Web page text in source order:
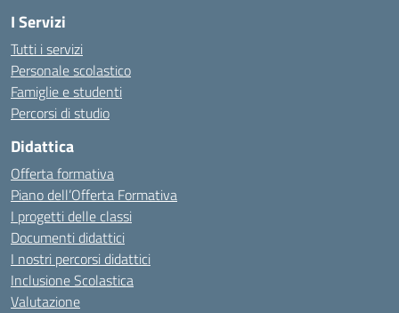
I Servizi
Tutti i servizi
Personale scolastico
Famiglie e studenti
Percorsi di studio
Didattica
Offerta formativa
Piano dell’Offerta Formativa
I progetti delle classi
Documenti didattici
I nostri percorsi didattici
Inclusione Scolastica
Valutazione